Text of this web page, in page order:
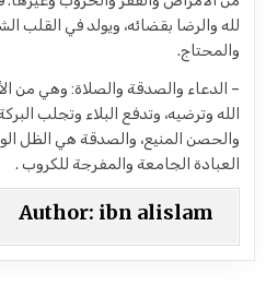
لله والرضا بقضائه، ويولد في القلب
والمحتاج.
– الدعاء والصدقة والصلاة: وهي من
الله وترضيه، وتدفع البلاء وتجلب
والحصن المنيع، والصدقة هي الظل
العبادة الجامعة والمفرجة للكروب .
Author: ibn alislam